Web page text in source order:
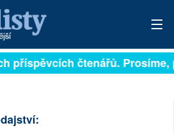
čtenářů. Prosíme,